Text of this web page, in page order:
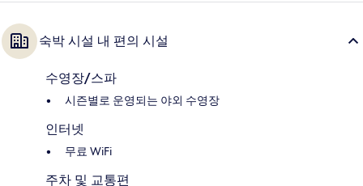
숙박 시설 내 편의 시설
수영장/스파
시즌별로 운영되는 야외 수영장
인터넷
무료 WiFi
주차 및 교통편